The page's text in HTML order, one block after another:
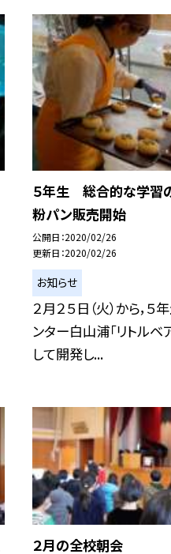
５年生 総合的な学
粉パン販売開始
公開日 2020/02/26
更新日 2020/02/26
お知らせ
２月２５日（火）から，
ンター白山浦「リトルベ
して開発し...
２月の全校朝会